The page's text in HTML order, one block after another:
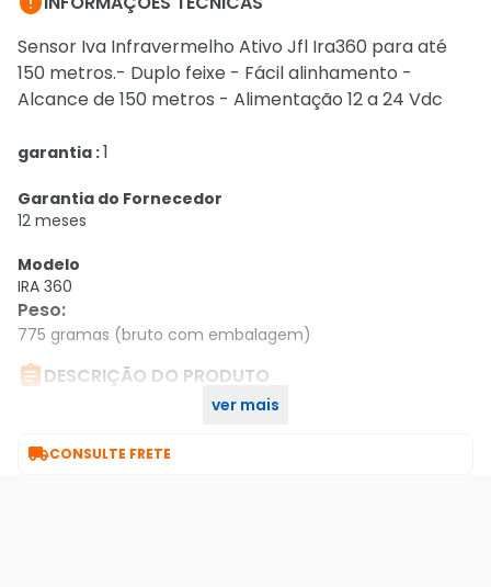
Sensor Iva Infravermelho Ativo Jfl Ira360 para até
150 metros.- Duplo feixe - Fácil alinhamento -
Alcance de 150 metros - Alimentação 12 a 24 Vdc
garantia :1
Garantia do Fornecedor
12 meses
Modelo
IRA 360
Peso:
775 gramas (bruto com embalagem)
DESCRIÇÃO DO PRODUTO
ver mais
CONSULTE FRETE